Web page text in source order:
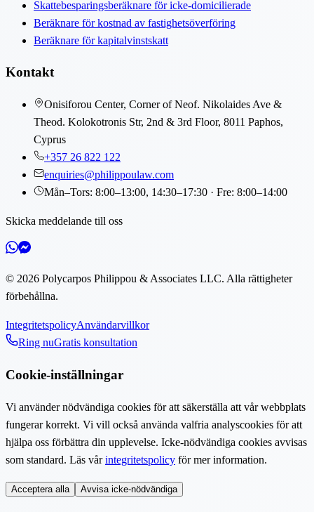
Skattebesparingsberäknare för icke-domicilierade
Beräknare för kostnad av fastighetsöverföring
Beräknare för kapitalvinstskatt
Kontakt
Onisiforou Center, Corner of Neof. Nikolaides Ave &
Theod. Kolokotronis Str, 2nd & 3rd Floor, 8011 Paphos,
Cyprus
+357 26 822 122
enquiries@philippoulaw.com
Mån–Tors: 8:00–13:00, 14:30–17:30 · Fre: 8:00–14:00
Skicka meddelande till oss
© 2026 Polycarpos Philippou & Associates LLC. Alla rättigheter
förbehållna.
IntegritetspolicyAnvändarvillkor
Ring nuGratis konsultation
Cookie-inställningar
Vi använder nödvändiga cookies för att säkerställa att vår webbplats
fungerar korrekt. Vi vill också använda valfria analyscookies för att
hjälpa oss förbättra din upplevelse. Icke-nödvändiga cookies avvisas
som standard. Läs vårintegritetspolicy för mer information.
Acceptera alla Avvisa icke-nödvändiga